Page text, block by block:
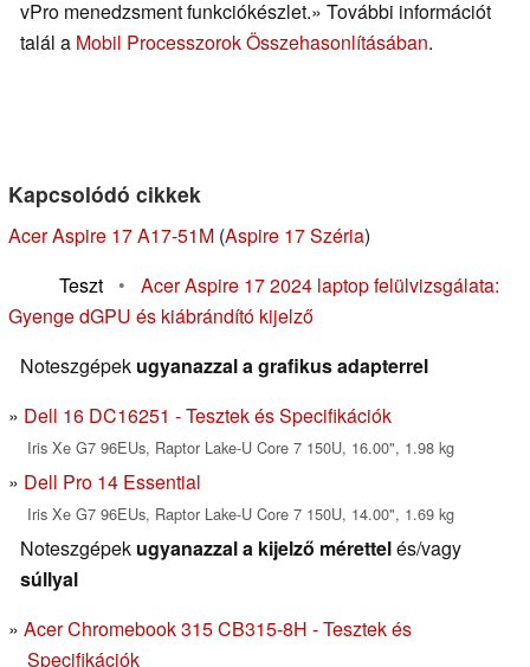
vPro menedzsment funkciókészlet.» További információt
talál a Mobil Processzorok Összehasonlításában.
Kapcsolódó cikkek
Acer Aspire 17 A17-51M (Aspire 17 Széria)
Teszt
•
Acer Aspire 17 2024 laptop felülvizsgálata:
Gyenge dGPU és kiábrándító kijelző
Noteszgépek ugyanazzal a grafikus adapterrel
Dell 16 DC16251 - Tesztek és Specifikációk
Iris Xe G7 96EUs, Raptor Lake-U Core 7 150U, 16.00", 1.98 kg
Dell Pro 14 Essential
Iris Xe G7 96EUs, Raptor Lake-U Core 7 150U, 14.00", 1.69 kg
Noteszgépek ugyanazzal a kijelző mérettelés/vagy
súllyal
Acer Chromebook 315 CB315-8H - Tesztek és
Specifikációk